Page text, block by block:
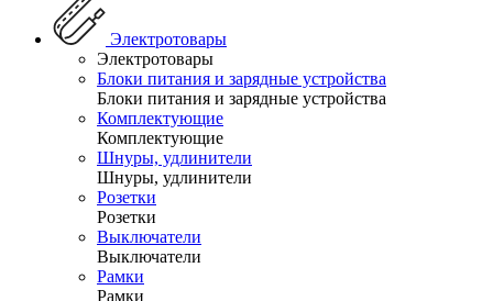
Электротовары
Электротовары
Блоки питания и зарядные устройства
Блоки питания и зарядные устройства
Комплектующие
Комплектующие
Шнуры, удлинители
Шнуры, удлинители
Розетки
Розетки
Выключатели
Выключатели
Рамки
Рамки